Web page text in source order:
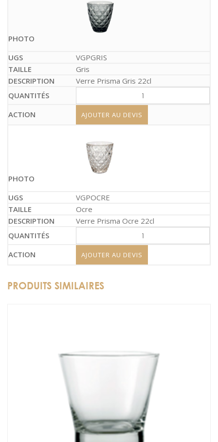
VGPGRIS
Gris
Verre Prisma Gris 22cl
AJOUTER AU DEVIS
VGPOCRE
Ocre
Verre Prisma Ocre 22cl
AJOUTER AU DEVIS
PRODUITS SIMILAIRES